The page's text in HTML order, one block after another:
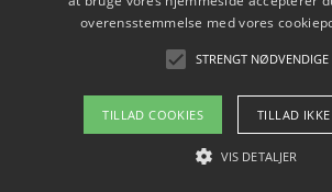
Spil kasinospil på et troværdigt
guide til sikker og sjov underholdning
Copyright 2026 - Pilanto
Om / kontakt
overensstemmelse med vores
STRENGT NØDVENDIGE
TILLAD COOKIES TILLAD
VIS DETALJER